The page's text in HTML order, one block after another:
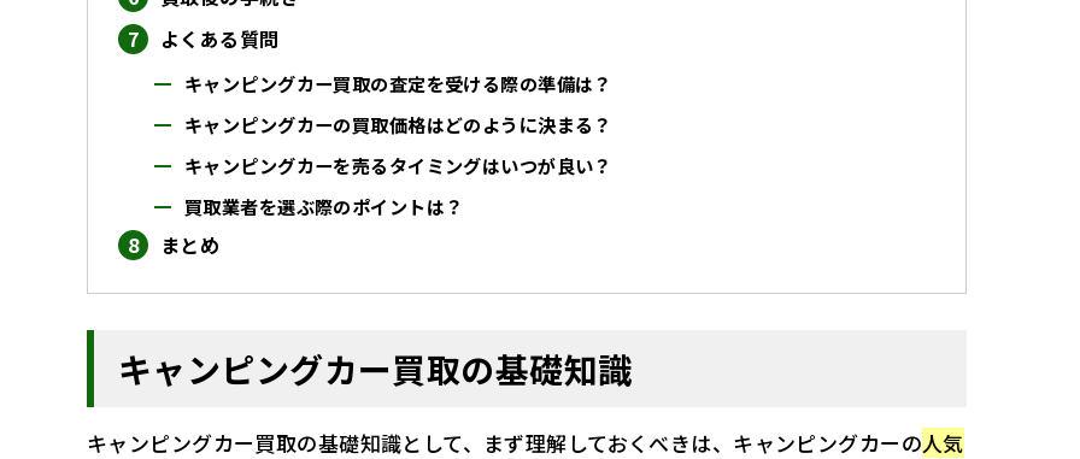
よくある質問
キャンピングカー買取の査定を受ける際の準備は？
キャンピングカーの買取価格はどのように決まる？
キャンピングカーを売るタイミングはいつが良い？
買取業者を選ぶ際のポイントは？
まとめ
キャンピングカー買取の基礎知識
キャンピングカー買取の基礎知識として、まず理解しておくべきは、キャンピングカーの人気